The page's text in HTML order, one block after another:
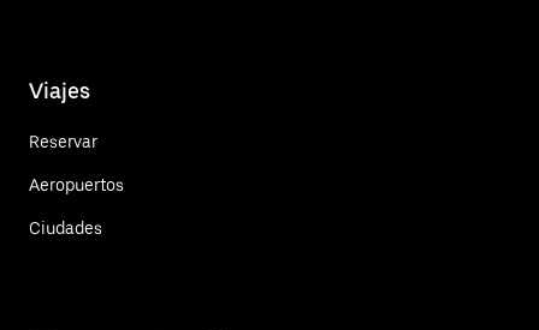
Viajes
Reservar
Aeropuertos
Ciudades